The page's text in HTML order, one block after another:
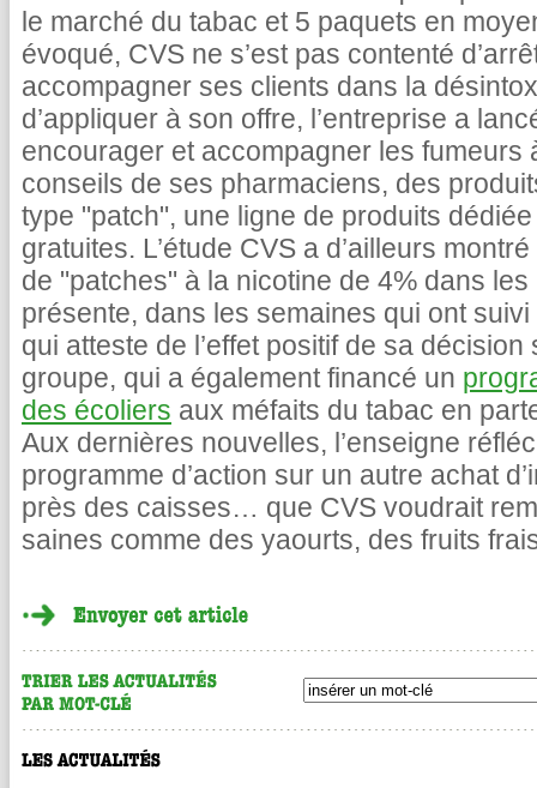
le marché du tabac et 5 paquets en
évoqué, CVS ne s’est pas contenté
accompagner ses clients dans la
d’appliquer à son offre, l’entreprise a
encourager et accompagner les fumeurs
conseils de ses pharmaciens, des
type "patch", une ligne de produits
gratuites. L’étude CVS a d’ailleurs
de "patches" à la nicotine de 4% dans les
présente, dans les semaines qui ont
qui atteste de l’effet positif de sa
groupe, qui a également financé un
des écoliers aux méfaits du tabac en
Aux dernières nouvelles, l’enseigne
programme d’action sur un autre achat
près des caisses… que CVS voudrait
saines comme des yaourts, des fruits